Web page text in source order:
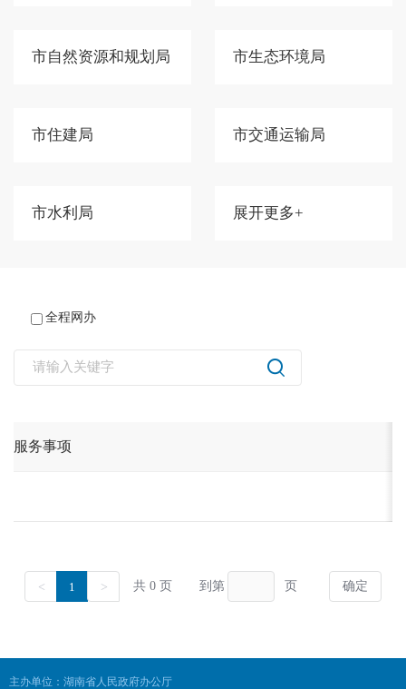
市自然资源和规划局 市生态环境局
市住建局 市交通运输局
市水利局 展开更多+
全程网办
主办单位：湖南省人民政府办公厅